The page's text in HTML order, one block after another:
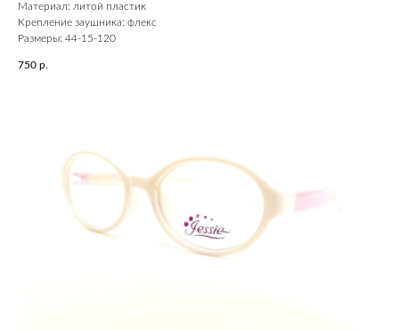
Материал: литой пластик
Крепление заушника: флекс
Размеры: 44-15-120
750 р.